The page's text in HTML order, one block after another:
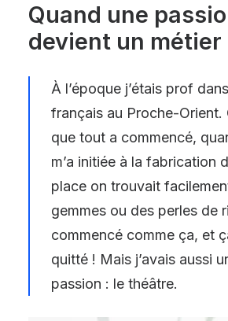
Quand une
devient un métier
À l’époque j’étais prof
français au Proche-Orient.
que tout a commencé,
m’a initiée à la fabrication
place on trouvait
gemmes ou des perles de
commencé comme ça, et
quitté ! Mais j’avais aussi
passion : le théâtre.